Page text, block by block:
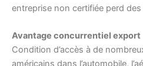
entreprise non certifiée perd
Avantage concurrentiel export
Condition d’accès à de
américains dans l’automobile,